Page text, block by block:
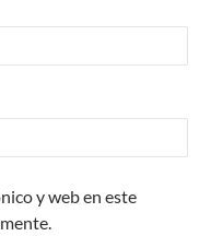
y web en este